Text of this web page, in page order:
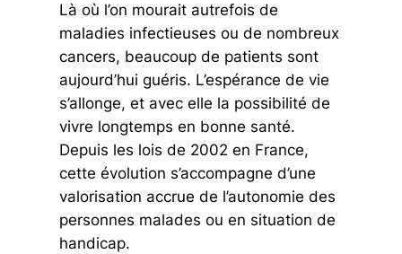
Là où l’on mourait autrefois de
maladies infectieuses ou de nombreux
cancers, beaucoup de patients sont
aujourd’hui guéris. L’espérance de vie
s’allonge, et avec elle la possibilité de
vivre longtemps en bonne santé.
Depuis les lois de 2002 en France,
cette évolution s’accompagne d’une
valorisation accrue de l’autonomie des
personnes malades ou en situation de
handicap.